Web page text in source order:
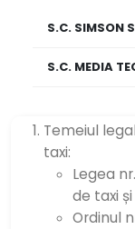
S.C. SIMSON
S.C. MEDIA
Temeiul
taxi:
Legea
de taxi
Ordinul